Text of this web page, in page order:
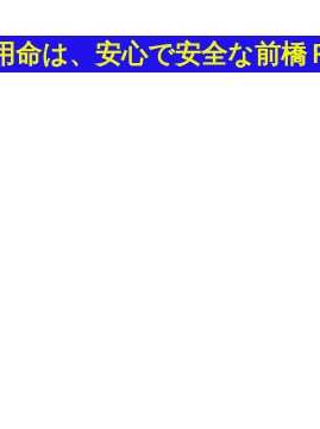
、安心で安全な前橋Ｐ